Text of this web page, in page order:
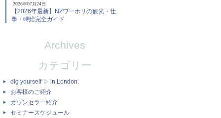
2026年07月24日
【2026年最新】NZワーホリの観光・仕
事・時給完全ガイド
Archives
カテゴリー
dig yourself ▷ in London.
お客様のご紹介
カウンセラー紹介
セミナースケジュール